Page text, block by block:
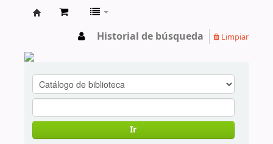
Historial de búsqueda Limpiar
Ir